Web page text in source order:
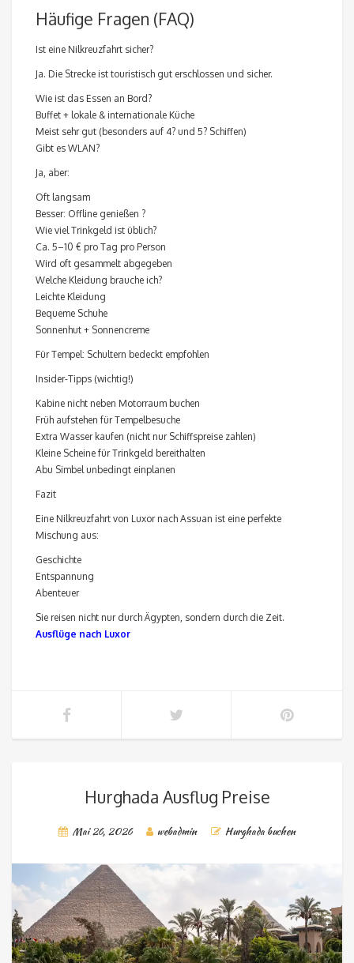
Häufige Fragen (FAQ)
Ist eine Nilkreuzfahrt sicher?
Ja. Die Strecke ist touristisch gut erschlossen und sicher.
Wie ist das Essen an Bord?
Buffet + lokale & internationale Küche
Meist sehr gut (besonders auf 4? und 5? Schiffen)
Gibt es WLAN?
Ja, aber:
Oft langsam
Besser: Offline genießen ?
Wie viel Trinkgeld ist üblich?
Ca. 5–10 € pro Tag pro Person
Wird oft gesammelt abgegeben
Welche Kleidung brauche ich?
Leichte Kleidung
Bequeme Schuhe
Sonnenhut + Sonnencreme
Für Tempel: Schultern bedeckt empfohlen
Insider-Tipps (wichtig!)
Kabine nicht neben Motorraum buchen
Früh aufstehen für Tempelbesuche
Extra Wasser kaufen (nicht nur Schiffspreise zahlen)
Kleine Scheine für Trinkgeld bereithalten
Abu Simbel unbedingt einplanen
Fazit
Eine Nilkreuzfahrt von Luxor nach Assuan ist eine perfekte
Mischung aus:
Geschichte
Entspannung
Abenteuer
Sie reisen nicht nur durch Ägypten, sondern durch die Zeit.
Ausflüge nach Luxor
Hurghada Ausflug Preise
Mai 26, 2026 webadmin Hurghada buchen